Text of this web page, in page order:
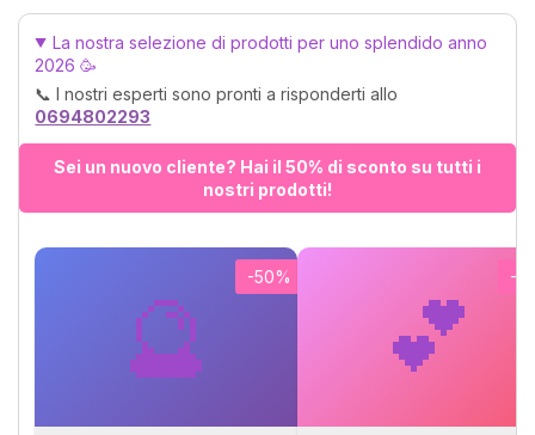
gemella, la persona perfetta
con la quale trascorrere
tutta la tua vita. Calcola
di coppia, ti basterà
quello del tuo partner o
aspirante tale. 💓
La nostra selezione di prodotti per uno splendido anno
2026 🥳
📞 I nostri esperti sono pronti a risponderti allo
0694802293
Sei un nuovo cliente? Hai il 50% di sconto su tutti i
nostri prodotti!
-50%
🔮
-
💕